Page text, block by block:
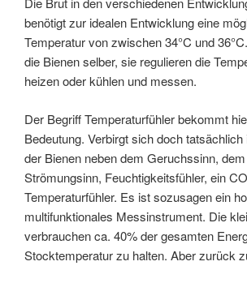
benötigt zur idealen Entwicklung eine
Temperatur von zwischen 34°C und
die Bienen selber, sie regulieren die
heizen oder kühlen und messen.
Der Begriff Temperaturfühler bekommt
Bedeutung. Verbirgt sich doch tatsächlich
der Bienen neben dem Geruchssinn,
Strömungsinn, Feuchtigkeitsfühler, ein CO
Temperaturfühler. Es ist sozusagen ein
multifunktionales Messinstrument. Die
verbrauchen ca. 40% der gesamten
Stocktemperatur zu halten. Aber zurück